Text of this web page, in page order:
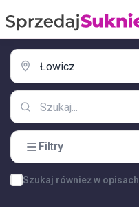
Filtry
Szukaj również w opisach